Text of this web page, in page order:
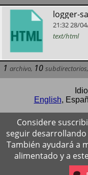
​logger-
21:32 28/
text/html
1 archivo, 10 subdirectorios,
English,
Considere
seguir
También ayudará a
alimentado y a